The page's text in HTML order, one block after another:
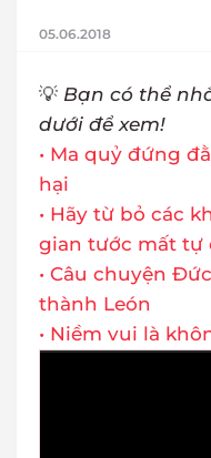
05.06.2018
💡 Bạn có thể
dưới để xem!
• Ma quỷ đứng
hại
• Hãy từ bỏ các
gian tước mất tự
• Câu chuyện
thành León
• Niềm vui là